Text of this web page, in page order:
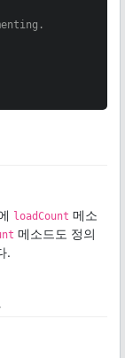
loadCount 메소
메소드도 정의
.